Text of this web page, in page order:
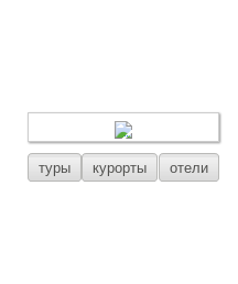
туры курорты отели